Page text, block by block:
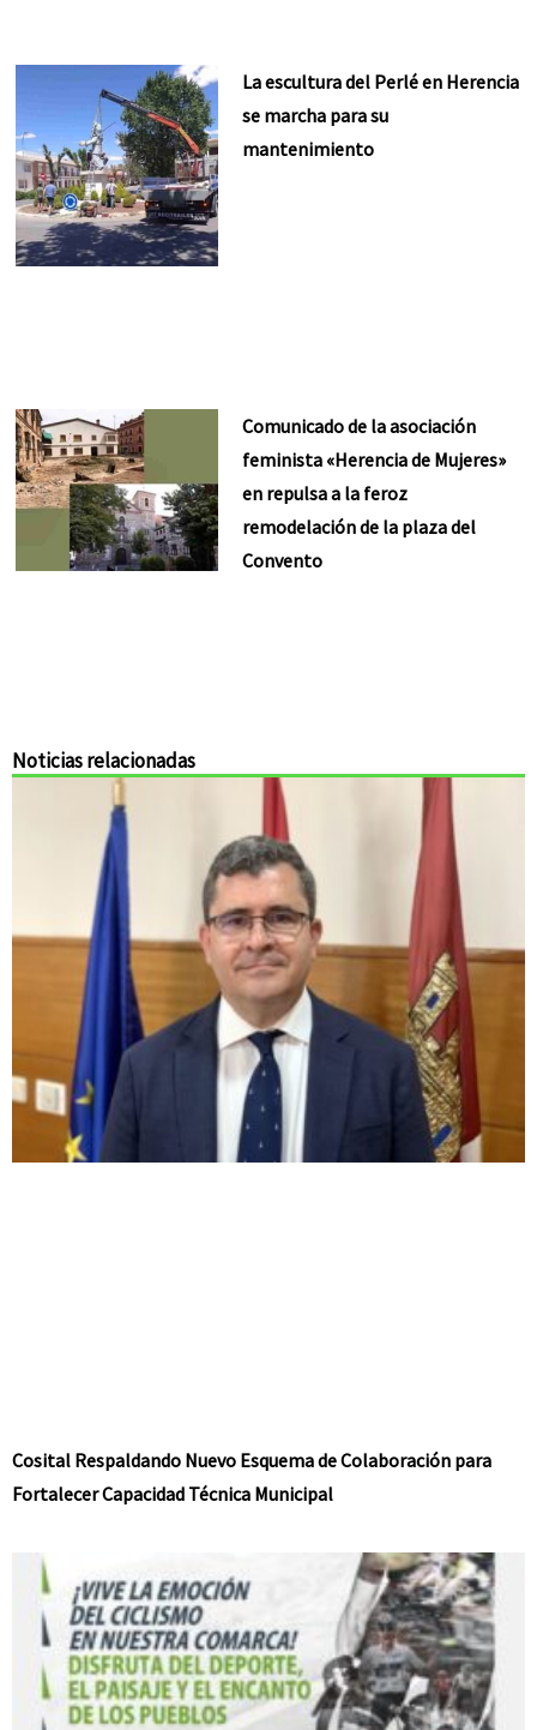
La escultura del Perlé en Herencia
se marcha para su
mantenimiento
Comunicado de la asociación
feminista «Herencia de Mujeres»
en repulsa a la feroz
remodelación de la plaza del
Convento
Noticias relacionadas
Cosital Respaldando Nuevo Esquema de Colaboración para
Fortalecer Capacidad Técnica Municipal